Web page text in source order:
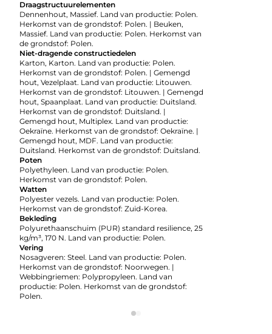
Draagstructuurelementen
Dennenhout, Massief. Land van productie: Polen.
Herkomst van de grondstof: Polen. | Beuken,
Massief. Land van productie: Polen. Herkomst van
de grondstof: Polen.
Niet-dragende constructiedelen
Karton, Karton. Land van productie: Polen.
Herkomst van de grondstof: Polen. | Gemengd
hout, Vezelplaat. Land van productie: Litouwen.
Herkomst van de grondstof: Litouwen. | Gemengd
hout, Spaanplaat. Land van productie: Duitsland.
Herkomst van de grondstof: Duitsland. |
Gemengd hout, Multiplex. Land van productie:
Oekraïne. Herkomst van de grondstof: Oekraïne. |
Gemengd hout, MDF. Land van productie:
Duitsland. Herkomst van de grondstof: Duitsland.
Poten
Polyethyleen. Land van productie: Polen.
Herkomst van de grondstof: Polen.
Watten
Polyester vezels. Land van productie: Polen.
Herkomst van de grondstof: Zuid-Korea.
Bekleding
Polyurethaanschuim (PUR) standard resilience, 25
kg/m³, 170 N. Land van productie: Polen.
Vering
Nosagveren: Steel. Land van productie: Polen.
Herkomst van de grondstof: Noorwegen. |
Webbingriemen: Polypropyleen. Land van
productie: Polen. Herkomst van de grondstof:
Polen.